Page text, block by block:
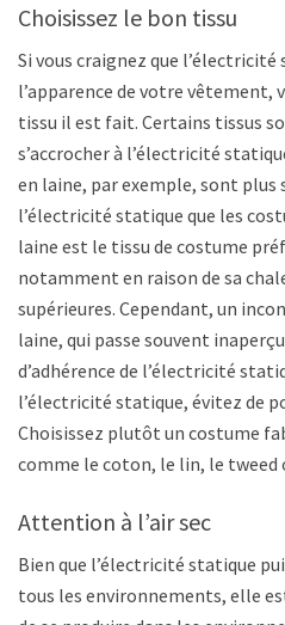
Choisissez le bon tissu
Si vous craignez que l’électricité
l’apparence de votre vêtement,
tissu il est fait. Certains tissus
s’accrocher à l’électricité
en laine, par exemple, sont plus
l’électricité statique que les
laine est le tissu de costume
notamment en raison de sa
supérieures. Cependant, un
laine, qui passe souvent
d’adhérence de l’électricité
l’électricité statique, évitez de
Choisissez plutôt un costume
comme le coton, le lin, le tweed
Attention à l’air sec
Bien que l’électricité statique
tous les environnements, elle